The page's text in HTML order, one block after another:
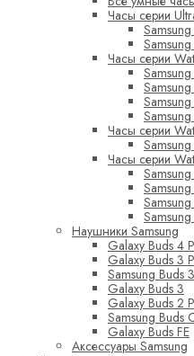
Часы серии
Часы серии
Часы серии
Часы серии
Наушники Samsung
Galaxy Buds 4
Galaxy Buds 3
Samsung Buds
Galaxy Buds 3
Galaxy Buds 2
Samsung Buds
Galaxy Buds FE
Аксессуары Samsung